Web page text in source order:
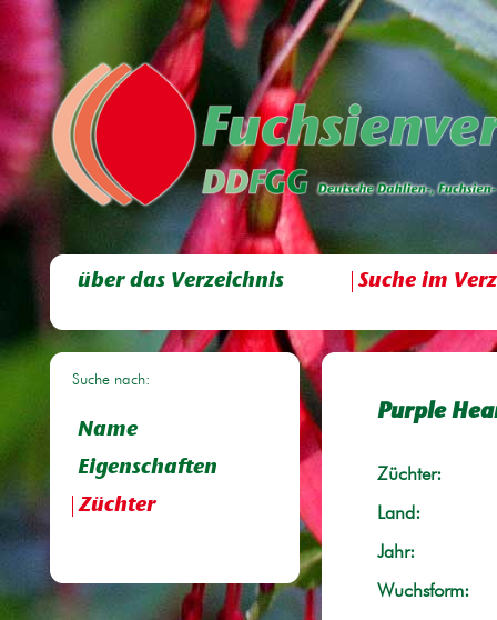
über das Verzeichnis Suche im
Suche nach:
Name
Eigenschaften
Züchter
Purple
Züchter:
Land:
Jahr:
Wuchsform: